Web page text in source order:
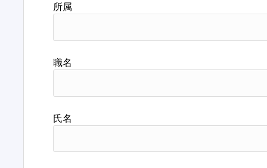
所属
職名
氏名